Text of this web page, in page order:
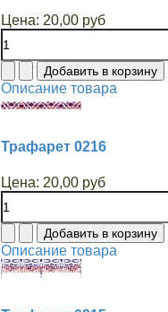
Цена: 20,00 руб
Описание товара
Трафарет 0216
Цена: 20,00 руб
Описание товара